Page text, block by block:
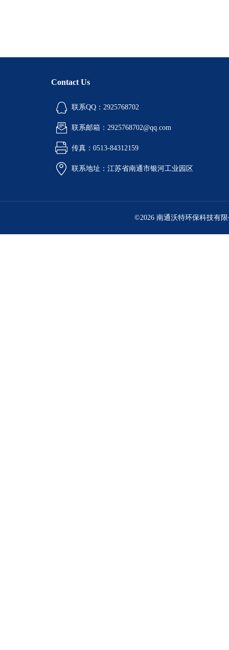
Contact Us
联系QQ：2925768702
联系邮箱：2925768702@qq.com
传真：0513-84312159
联系地址：江苏省南通市银河工业园区
©2026 南通沃特环保科技有